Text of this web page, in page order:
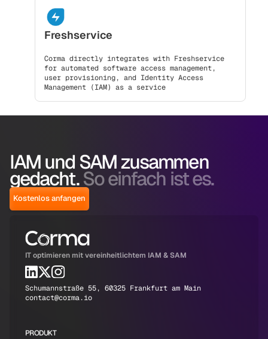
Freshservice
Corma directly integrates with Freshservice
for automated software access management,
user provisioning, and Identity Access
Management (IAM) as a service
IAM und SAM zusammen
gedacht.So einfach ist es.
Kostenlos anfangen
IT optimieren mit vereinheitlichtem IAM & SAM
Schumannstraße 55, 60325 Frankfurt am Main
contact@corma.io
PRODUKT